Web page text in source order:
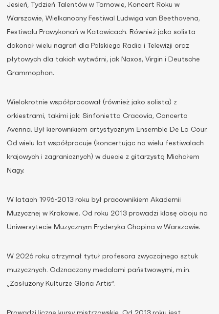
Jesień, Tydzień Talentów w Tarnowie, Koncert Roku w
Warszawie, Wielkanocny Festiwal Ludwiga van Beethovena,
Festiwalu Prawykonań w Katowicach. Również jako solista
dokonał wielu nagrań dla Polskiego Radia i Telewizji oraz
płytowych dla takich wytwórni, jak Naxos, Virgin i Deutsche
Grammophon.
Wielokrotnie współpracował (również jako solista) z
orkiestrami, takimi jak: Sinfonietta Cracovia, Concerto
Avenna. Był kierownikiem artystycznym Ensemble De La Cour.
Od wielu lat współpracuje (koncertując na wielu festiwalach
krajowych i zagranicznych) w duecie z gitarzystą Michałem
Nagy.
W latach 1996-2013 roku był pracownikiem Akademii
Muzycznej w Krakowie. Od roku 2013 prowadzi klasę oboju na
Uniwersytecie Muzycznym Fryderyka Chopina w Warszawie.
W 2026 roku otrzymał tytuł profesora zwyczajnego sztuk
muzycznych. Odznaczony medalami państwowymi, m.in.
„Zasłużony Kulturze Gloria Artis”.